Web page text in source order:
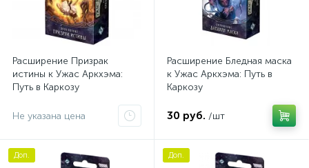
Расширение Призрак
истины к Ужас Аркхэма:
Путь в Каркозу
Не указана цена
Расширение Бледная маска
к Ужас Аркхэма: Путь в
Каркозу
30 руб. /шт
Доп. Доп.